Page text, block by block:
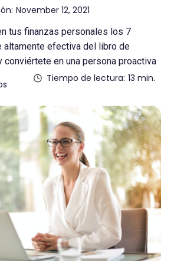
November 12, 2021
tus finanzas personales los 7
altamente efectiva del libro de
conviértete en una persona proactiva
Tiempo de lectura: 13 min.